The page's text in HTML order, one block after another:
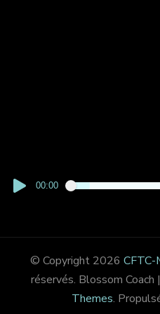
00:00
© Copyright 2026
réservés. Blossom
Themes.